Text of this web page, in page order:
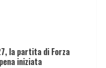
la partita di Forza
iniziata